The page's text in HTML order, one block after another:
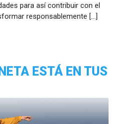
para así contribuir con el
responsablemente […]
ESTÁ EN TUS